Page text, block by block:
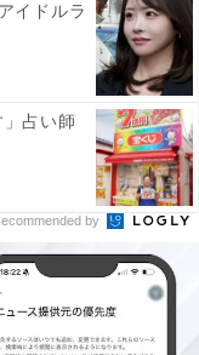
（自治体）」ランキ
」を抑えた1位は？
イドルラ
」占い師
by